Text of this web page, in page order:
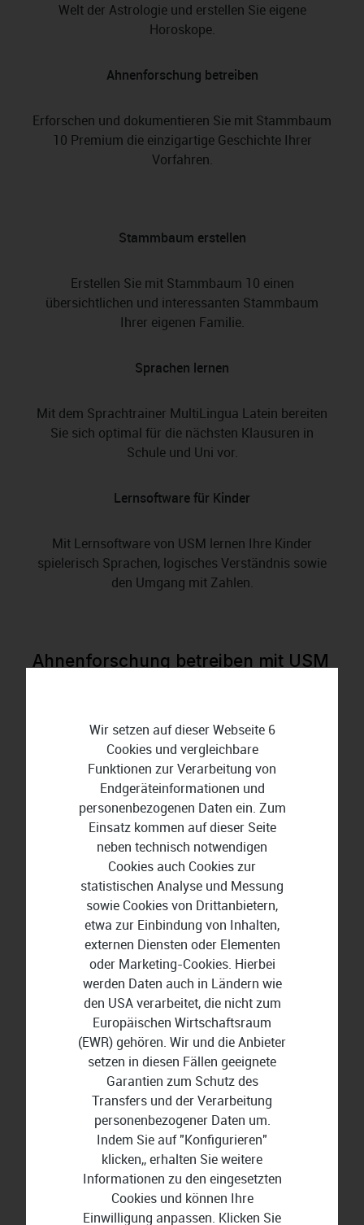
Welt der Astrologie und erstellen Sie eigene
Horoskope.
Ahnenforschung betreiben
Erforschen und dokumentieren Sie mit Stammbaum
10 Premium die einzigartige Geschichte Ihrer
Vorfahren.
Stammbaum erstellen
Erstellen Sie mit Stammbaum 10 einen
übersichtlichen und interessanten Stammbaum
Ihrer eigenen Familie.
Sprachen lernen
Mit dem Sprachtrainer MultiLingua Latein bereiten
Sie sich optimal für die nächsten Klausuren in
Schule und Uni vor.
Lernsoftware für Kinder
Mit Lernsoftware von USM lernen Ihre Kinder
spielerisch Sprachen, logisches Verständnis sowie
den Umgang mit Zahlen.
Ahnenforschung betreiben mit USM
erweiterte Stammbaum Premium-Version, mit
denen Sie Ihre Familiengeschichte erforschen und
dokumentieren. Erstellen Sie persönliche
Stammbäume und fügen Sie eine unbegrenzte
Anzahl an Familienmitgliedern hinzu, um
verwandtschaftliche Beziehungen darzustellen.
Individualisieren Sie den Stammbaum, indem Sie
eingescannte Schriftstücke, Wappen sowie Audio-
und Videodateien einfügen.
Entdecken Sie die geheimnisvolle
Welt der Astrologie
Mithilfe von Astrologie-Software wie AstroStar
14 tauchen Sie in die zahlreichen Facetten der
Astrologie ein. Erstellen Sie professionelle und
umfangreiche Horoskope, um in die Zukunft zu
blicken. Verschiedene Analysetools helfen Ihnen
dabei, persönliche Sternzeichen, Stärken und
Schwächen sowie Beziehungen zu Freunden und
Partnern zu analysieren. Der Mondkalender
3.0 berechnet individuelle Mond-Biorhythmen und
gibt Inspiration für ein an den Mondphasen
orientiertes Leben. Intelligente
Einrichtungsassistenten und Schritt-für-Schritt-
Wir setzen auf dieser Webseite 6
Cookies und vergleichbare
Funktionen zur Verarbeitung von
Endgeräteinformationen und
personenbezogenen Daten ein. Zum
Einsatz kommen auf dieser Seite
neben technisch notwendigen
Cookies auch Cookies zur
statistischen Analyse und Messung
sowie Cookies von Drittanbietern,
etwa zur Einbindung von Inhalten,
externen Diensten oder Elementen
oder Marketing-Cookies. Hierbei
werden Daten auch in Ländern wie
den USA verarbeitet, die nicht zum
Europäischen Wirtschaftsraum
(EWR) gehören. Wir und die Anbieter
setzen in diesen Fällen geeignete
Garantien zum Schutz des
Transfers und der Verarbeitung
personenbezogener Daten um.
Indem Sie auf "Konfigurieren"
klicken,, erhalten Sie weitere
Informationen zu den eingesetzten
Cookies und können Ihre
Einwilligung anpassen. Klicken Sie